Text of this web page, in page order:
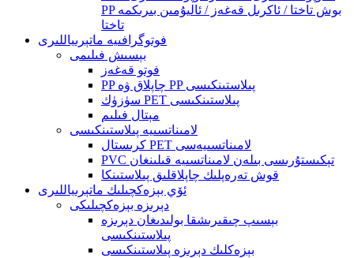
PP بوش تاختا / ئاكرىل قەغەز / ئاليۇمىن بىرىكمە
تاختا
فوتوگرافىيە ماتېرىياللىرى
بېسىش فىلىمى
فوتو قەغەز
PP چاپلاق ۋە PP پىلاستىنكىسى
سۈزۈك PET پىلاستىنكىسى
مېتال فىلىم
لامىناتسىيە پىلاستىنكىسى
كرىستال PET لامىناتسىيەسى
PVC تېكىستۇرىسى بىلەن لامىناتسىيە قىلىنغان
قوش تەرەپلىك چاپلاقلىق پىلاستىنكا
ئۆي بېزەكچىلىك ماتېرىياللىرى
دېرىزە بېزەكچىلىكى
بېسىپ چىقىرىشقا بولىدىغان دېرىزە
پىلاستىنكىسى
بېزەكلىك دېرىزە پىلاستىنكىسى